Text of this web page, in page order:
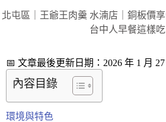
北屯區｜王爺王肉羹 水湳店｜銅板價
台中人早餐這樣吃
📅 文章最後更新日期：2026 年 1 月 27
內容目錄
環境與特色